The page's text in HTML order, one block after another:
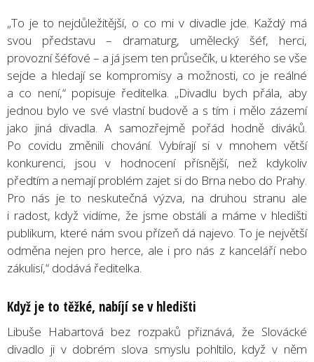
„To je to nejdůležitější, o co mi v divadle jde. Každý má
svou představu – dramaturg, umělecký šéf, herci,
provozní šéfové – a já jsem ten průsečík, u kterého se vše
sejde a hledají se kompromisy a možnosti, co je reálné
a co není,“ popisuje ředitelka. „Divadlu bych přála, aby
jednou bylo ve své vlastní budově a s tím i mělo zázemí
jako jiná divadla. A samozřejmě pořád hodně diváků.
Po covidu změnili chování. Vybírají si v mnohem větší
konkurenci, jsou v hodnocení přísnější, než kdykoliv
předtím a nemají problém zajet si do Brna nebo do Prahy.
Pro nás je to neskutečná výzva, na druhou stranu ale
i radost, když vidíme, že jsme obstáli a máme v hledišti
publikum, které nám svou přízeň dá najevo. To je největší
odměna nejen pro herce, ale i pro nás z kanceláří nebo
zákulisí,“ dodává ředitelka.
Když je to těžké, nabíjí se v hledišti
Libuše Habartová bez rozpaků přiznává, že Slovácké
divadlo ji v dobrém slova smyslu pohltilo, když v něm